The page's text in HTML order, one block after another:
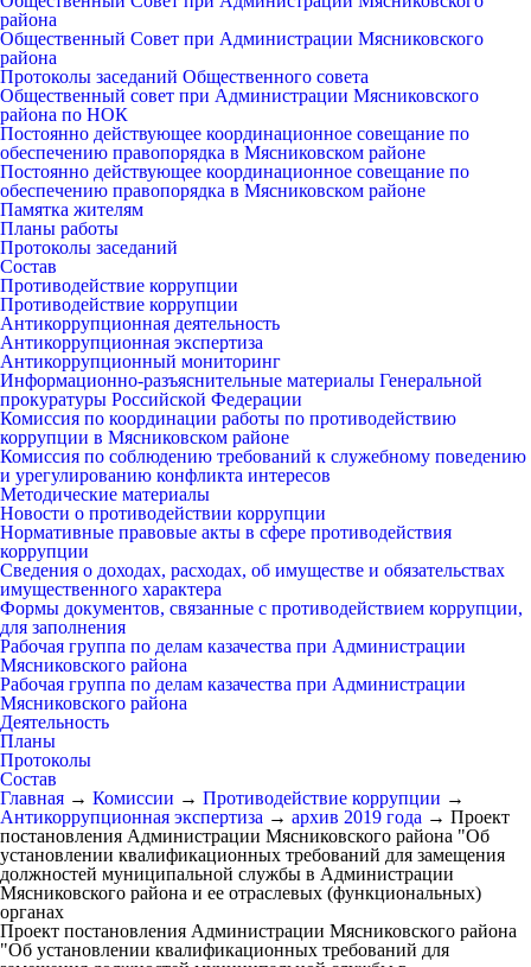
района
Общественный Совет при Администрации Мясниковского
района
Протоколы заседаний Общественного совета
Общественный совет при Администрации Мясниковского
района по НОК
Постоянно действующее координационное совещание по
обеспечению правопорядка в Мясниковском районе
Постоянно действующее координационное совещание по
обеспечению правопорядка в Мясниковском районе
Памятка жителям
Планы работы
Протоколы заседаний
Состав
Противодействие коррупции
Противодействие коррупции
Антикоррупционная деятельность
Антикоррупционная экспертиза
Антикоррупционный мониторинг
Информационно-разъяснительные материалы Генеральной
прокуратуры Российской Федерации
Комиссия по координации работы по противодействию
коррупции в Мясниковском районе
Комиссия по соблюдению требований к служебному поведению
и урегулированию конфликта интересов
Методические материалы
Новости о противодействии коррупции
Нормативные правовые акты в сфере противодействия
коррупции
Сведения о доходах, расходах, об имуществе и обязательствах
имущественного характера
Формы документов, связанные с противодействием коррупции,
для заполнения
Рабочая группа по делам казачества при Администрации
Мясниковского района
Рабочая группа по делам казачества при Администрации
Мясниковского района
Деятельность
Планы
Протоколы
Состав
Главная → Комиссии → Противодействие коррупции →
Антикоррупционная экспертиза → архив 2019 года → Проект
постановления Администрации Мясниковского района "Об
установлении квалификационных требований для замещения
должностей муниципальной службы в Администрации
Мясниковского района и ее отраслевых (функциональных)
органах
Проект постановления Администрации Мясниковского района
"Об установлении квалификационных требований для